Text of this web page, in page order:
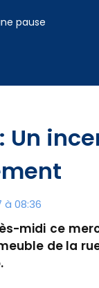
pause
Un
à 08:36
midi ce
de la